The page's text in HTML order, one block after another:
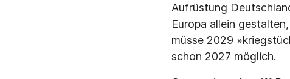
Aufrüstung
Europa allein
müsse 2029
schon 2027 möglich.